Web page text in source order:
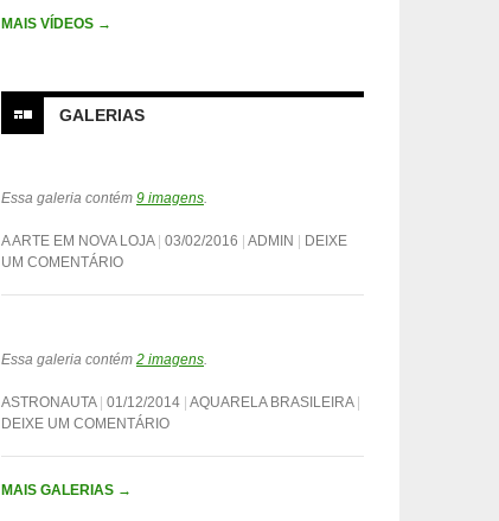
MAIS VÍDEOS →
GALERIAS
Essa galeria contém 9 imagens
A ARTE EM NOVA LOJA 03/02/2016 ADMIN
DEIXE
UM COMENTÁRIO
Essa galeria contém 2 imagens
ASTRONAUTA 01/12/2014 AQUARELA BRASILEIRA
DEIXE UM COMENTÁRIO
MAIS GALERIAS →